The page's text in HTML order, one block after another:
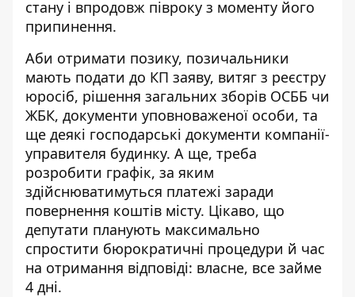
стану і впродовж півроку з моменту його
припинення.
Аби отримати позику, позичальники
мають подати до КП заяву, витяг з реєстру
юросіб, рішення загальних зборів ОСББ чи
ЖБК, документи уповноваженої особи, та
ще деякі господарські документи компанії-
управителя будинку. А ще, треба
розробити графік, за яким
здійснюватимуться платежі заради
повернення коштів місту. Цікаво, що
депутати планують максимально
спростити бюрократичні процедури й час
на отримання відповіді: власне, все займе
4 дні.